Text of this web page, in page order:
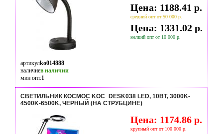
Цена: 1188.41 р.
средний опт от 50 000 р.
Цена: 1331.02 р.
мелкий опт от 10 000 р.
артикулko014888
наличиев наличии
мин опт.1
СВЕТИЛЬНИК КОСМОС KOC_DESK038 LED, 10ВТ, 3000K-
4500K-6500K, ЧЕРНЫЙ (НА СТРУБЦИНЕ)
Цена: 1174.86 р.
крупный опт от 100 000 р.